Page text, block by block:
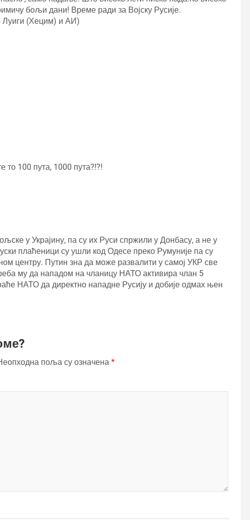
бољи дани! Време ради за Војску Русије.
Луиги (Хецим) и АИ)
то 100 пута, 1000 пута?!?!
у Украјину, па су их Руси спржили у Донбасу, а не у
плаћеници су ушли код Одесе преко Румуније па су
центру. Путин зна да може развалити у самој УКР све
му да нападом на чланицу НАТО активира члан 5
НАТО да директно нападне Русију и добије одмах њен
поља су означена *